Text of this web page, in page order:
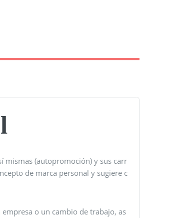
mismas (autopromoción) y sus carr
de marca personal y sugiere c
o un cambio de trabajo, as